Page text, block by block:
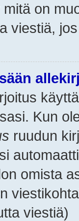
on
viestiä,
Kun
ruudun
omista
viestiä)